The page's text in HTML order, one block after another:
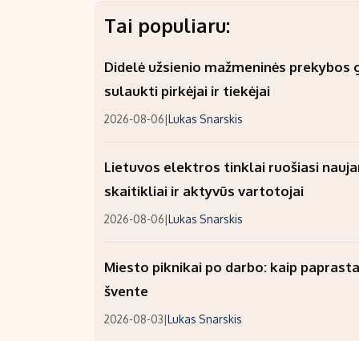
Tai populiaru:
Didelė užsienio mažmeninės
sulaukti pirkėjai ir tiekėjai
2026-08-06|Lukas Snarskis
Lietuvos elektros tinklai ruošiasi
skaitikliai ir aktyvūs vartotojai
2026-08-06|Lukas Snarskis
Miesto piknikai po darbo: kaip
švente
2026-08-03|Lukas Snarskis